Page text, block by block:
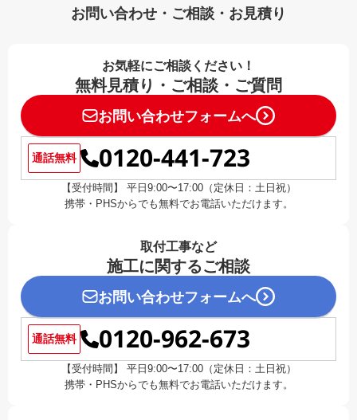
お問い合わせ・ご相談・お見積り
お気軽にご相談ください！
無料見積り・ご相談・ご質問
お問い合わせフォームへ
通話無料 0120-441-723
【受付時間】 平日9:00〜17:00（定休日：土日祝）
携帯・PHSからでも無料でお電話いただけます。
取付工事など
施工に関するご相談
お問い合わせフォームへ
通話無料 0120-962-673
【受付時間】 平日9:00〜17:00（定休日：土日祝）
携帯・PHSからでも無料でお電話いただけます。